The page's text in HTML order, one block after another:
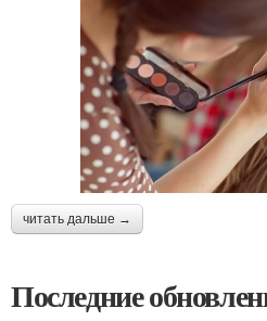
читать дальше →
Последние